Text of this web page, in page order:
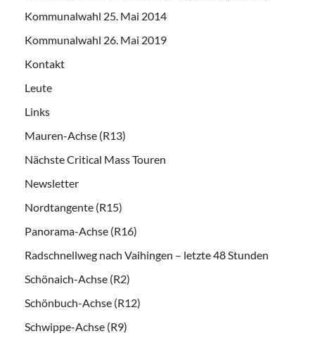
Kommunalwahl 25. Mai 2014
Kommunalwahl 26. Mai 2019
Kontakt
Leute
Links
Mauren-Achse (R13)
Nächste Critical Mass Touren
Newsletter
Nordtangente (R15)
Panorama-Achse (R16)
Radschnellweg nach Vaihingen – letzte 48 Stunden
Schönaich-Achse (R2)
Schönbuch-Achse (R12)
Schwippe-Achse (R9)